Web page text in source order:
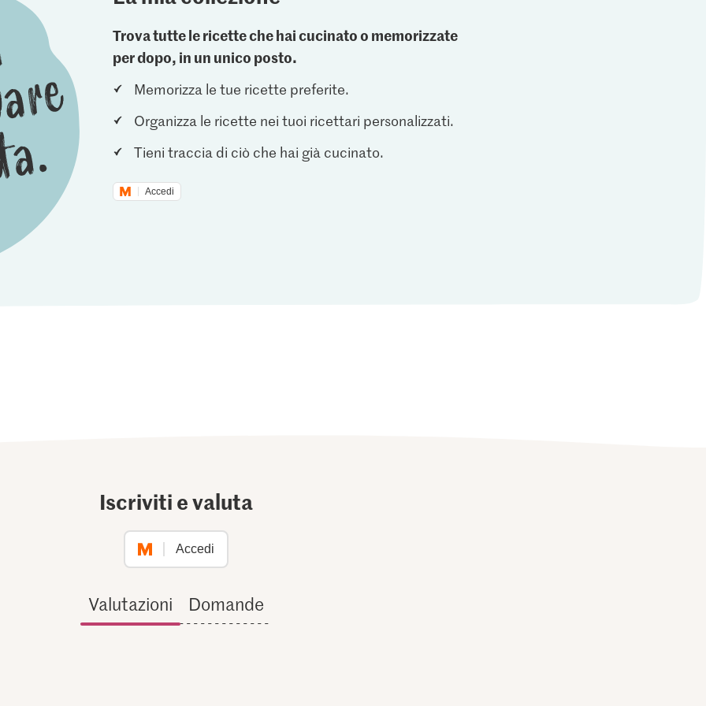
Trova tutte le ricette che hai cucinato o memorizzate
per dopo, in un unico posto.
Memorizza le tue ricette preferite.
Organizza le ricette nei tuoi ricettari personalizzati.
Tieni traccia di ciò che hai già cucinato.
Accedi
Iscriviti e valuta
Accedi
Valutazioni Domande